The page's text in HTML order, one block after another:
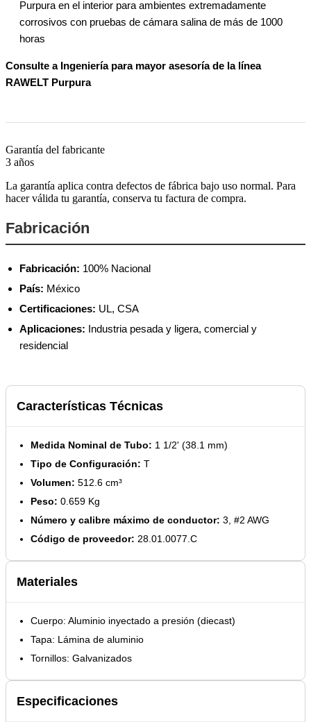
Purpura en el interior para ambientes extremadamente
corrosivos con pruebas de cámara salina de más de 1000
horas
Consulte a Ingeniería para mayor asesoría de la línea
RAWELT Purpura
Garantía del fabricante
3 años
La garantía aplica contra defectos de fábrica bajo uso normal. Para
hacer válida tu garantía, conserva tu factura de compra.
Fabricación
Fabricación: 100% Nacional
País: México
Certificaciones: UL, CSA
Aplicaciones: Industria pesada y ligera, comercial y
residencial
Características Técnicas
Medida Nominal de Tubo: 1 1/2' (38.1 mm)
Tipo de Configuración: T
Volumen: 512.6 cm³
Peso: 0.659 Kg
Número y calibre máximo de conductor: 3, #2 AWG
Código de proveedor: 28.01.0077.C
Materiales
Cuerpo: Aluminio inyectado a presión (diecast)
Tapa: Lámina de aluminio
Tornillos: Galvanizados
Especificaciones